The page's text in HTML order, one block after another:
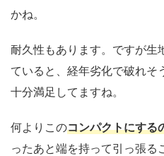
かね。
耐久性もあります。ですが生
ていると、経年劣化で破れそ
十分満足してますね。
何よりこのコンパクトにする
ったあと端を持って引っ張